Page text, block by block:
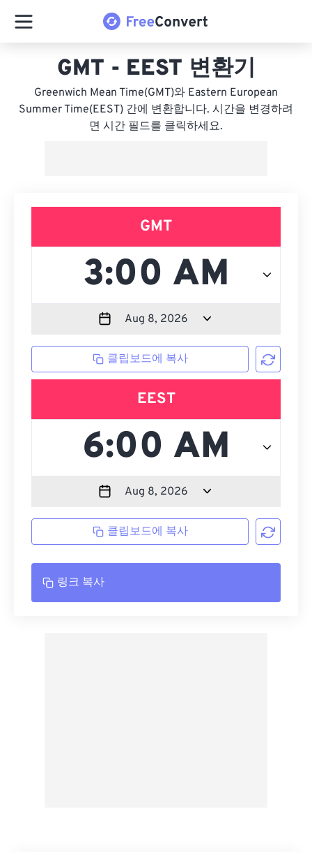
GMT - EEST 변환기
Greenwich Mean Time(GMT)와 Eastern European
Summer Time(EEST) 간에 변환합니다. 시간을 변경하려
면 시간 필드를 클릭하세요.
GMT
클립보드에 복사
EEST
클립보드에 복사
링크 복사